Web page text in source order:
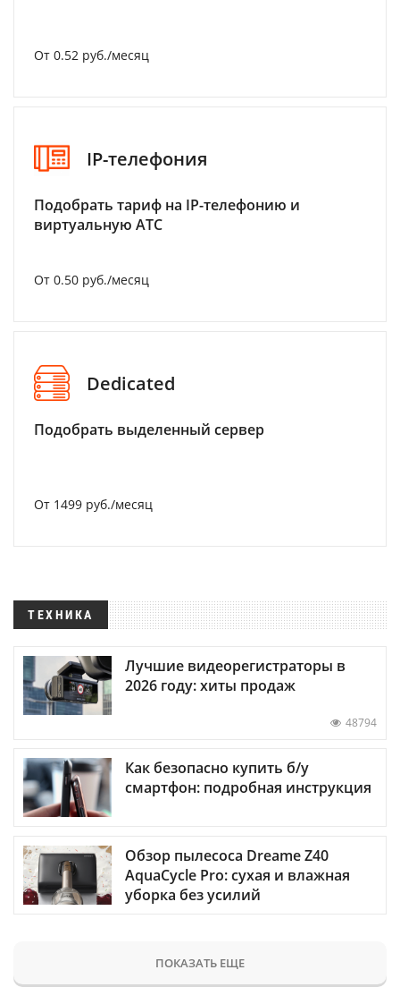
От 0.52 руб./месяц
IP-телефония
Подобрать тариф на IP-телефонию и
виртуальную АТС
От 0.50 руб./месяц
Dedicated
Подобрать выделенный сервер
От 1499 руб./месяц
ТЕХНИКА
Лучшие видеорегистраторы в
2026 году: хиты продаж
48794
Как безопасно купить б/у
смартфон: подробная инструкция
Обзор пылесоса Dreame Z40
AquaCycle Pro: сухая и влажная
уборка без усилий
ПОКАЗАТЬ ЕЩЕ